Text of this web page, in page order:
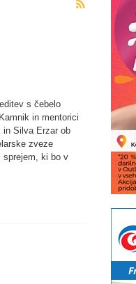
s čebelo
in mentorici
in Silva Erzar ob
zveze
sprejem, ki bo v